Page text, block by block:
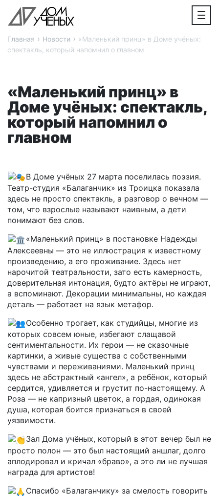
Главная › Новости › «Маленький принц» в Доме учёных:
спектакль, который напомнил о главном
«Маленький принц» в
Доме учёных: спектакль,
который напомнил о
главном
В Доме учёных 27 марта поселилась поэзия.
Театр-студия «Балаганчик» из Троицка показала
здесь не просто спектакль, а разговор о вечном —
том, что взрослые называют наивным, а дети
понимают без слов.
«Маленький принц» в постановке Надежды
Алексеевны — это не иллюстрация к известному
произведению, а его проживание. Здесь нет
нарочитой театральности, зато есть камерность,
доверительная интонация, будто актёры не играют,
а вспоминают. Декорации минимальны, но каждая
деталь — работает на язык метафор.
Особенно трогает, как студийцы, многие из
которых совсем юные, избегают слащавой
сентиментальности. Их герои — не сказочные
картинки, а живые существа с собственными
чувствами и переживаниями. Маленький принц
здесь не абстрактный «ангел», а ребёнок, который
сердится, удивляется и грустит по-настоящему. А
Роза — не капризный цветок, а гордая, одинокая
душа, которая боится признаться в своей
уязвимости.
Зал Дома учёных, который в этот вечер был не
просто полон — это был настоящий аншлаг, долго
аплодировал и кричал «браво», а это ли не лучшая
награда для артистов!
Спасибо «Балаганчику» за смелость говорить